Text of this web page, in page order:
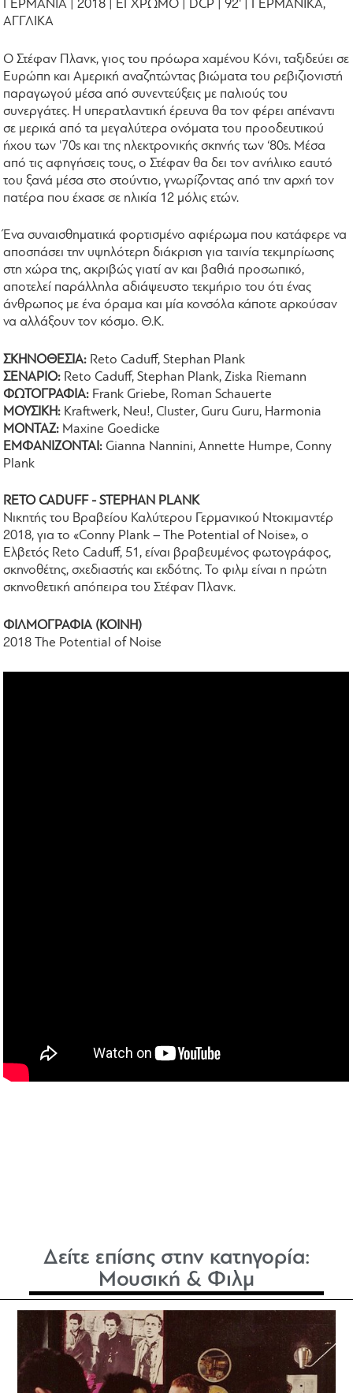
ΓΕΡΜΑΝΙΑ | 2018 | ΕΓΧΡΩΜΟ | DCP | 92' | ΓΕΡΜΑΝΙΚΑ,
ΑΓΓΛΙΚΑ
Ο Στέφαν Πλανκ, γιος του πρόωρα χαμένου Κόνι, ταξιδεύει σε
Ευρώπη και Αμερική αναζητώντας βιώματα του ρεβιζιονιστή
παραγωγού μέσα από συνεντεύξεις με παλιούς του
συνεργάτες. Η υπερατλαντική έρευνα θα τον φέρει απέναντι
σε μερικά από τα μεγαλύτερα ονόματα του προοδευτικού
ήχου των '70s και της ηλεκτρονικής σκηνής των ‘80s. Μέσα
από τις αφηγήσεις τους, ο Στέφαν θα δει τον ανήλικο εαυτό
του ξανά μέσα στο στούντιο, γνωρίζοντας από την αρχή τον
πατέρα που έχασε σε ηλικία 12 μόλις ετών.
Ένα συναισθηματικά φορτισμένο αφιέρωμα που κατάφερε να
αποσπάσει την υψηλότερη διάκριση για ταινία τεκμηρίωσης
στη χώρα της, ακριβώς γιατί αν και βαθιά προσωπικό,
αποτελεί παράλληλα αδιάψευστο τεκμήριο του ότι ένας
άνθρωπος με ένα όραμα και μία κονσόλα κάποτε αρκούσαν
να αλλάξουν τον κόσμο. Θ.Κ.
ΣΚΗΝΟΘΕΣΙΑ: Reto Caduff, Stephan Plank
ΣΕΝΑΡΙΟ: Reto Caduff, Stephan Plank, Ziska Riemann
ΦΩΤΟΓΡΑΦΙΑ: Frank Griebe, Roman Schauerte
ΜΟΥΣΙΚΗ: Kraftwerk, Neu!, Cluster, Guru Guru, Harmonia
ΜΟΝΤΑΖ: Maxine Goedicke
ΕΜΦΑΝΙΖΟΝΤΑΙ: Gianna Nannini, Annette Humpe, Conny
Plank
RETO CADUFF - STEPHAN PLANK
Νικητής του Βραβείου Καλύτερου Γερμανικού Ντοκιμαντέρ
2018, για το «Conny Plank – The Potential of Noise», o
Ελβετός Reto Caduff, 51, είναι βραβευμένος φωτογράφος,
σκηνοθέτης, σχεδιαστής και εκδότης. Το φιλμ είναι η πρώτη
σκηνοθετική απόπειρα του Στέφαν Πλανκ.
ΦΙΛΜΟΓΡΑΦΙΑ (ΚΟΙΝΗ)
2018 The Potential of Noise
Δείτε επίσης στην κατηγορία:
Μουσική & Φιλμ